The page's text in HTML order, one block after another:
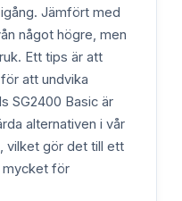
Jämfört med
något högre, men
Ett tips är att
att undvika
SG2400 Basic är
alternativen i vår
vilket gör det till ett
mycket för